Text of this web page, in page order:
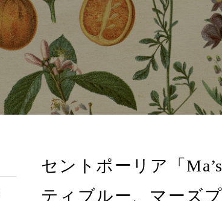
セントポーリア「
ティブルー、マーズ